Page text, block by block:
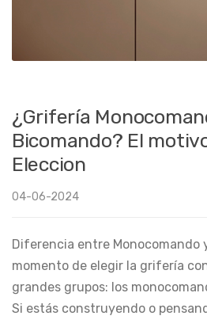
¿Grifería
Bicomando? El
Eleccion
04-06-2024
Diferencia entre
momento de elegir la grifería
grandes grupos: los
Si estás construyendo o